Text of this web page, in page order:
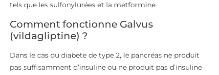
tels que les sulfonylurées et la metformine.
Comment fonctionne Galvus
(vildagliptine) ?
Dans le cas du diabète de type 2, le pancréas ne produit
pas suffisamment d’insuline ou ne produit pas d’insuline